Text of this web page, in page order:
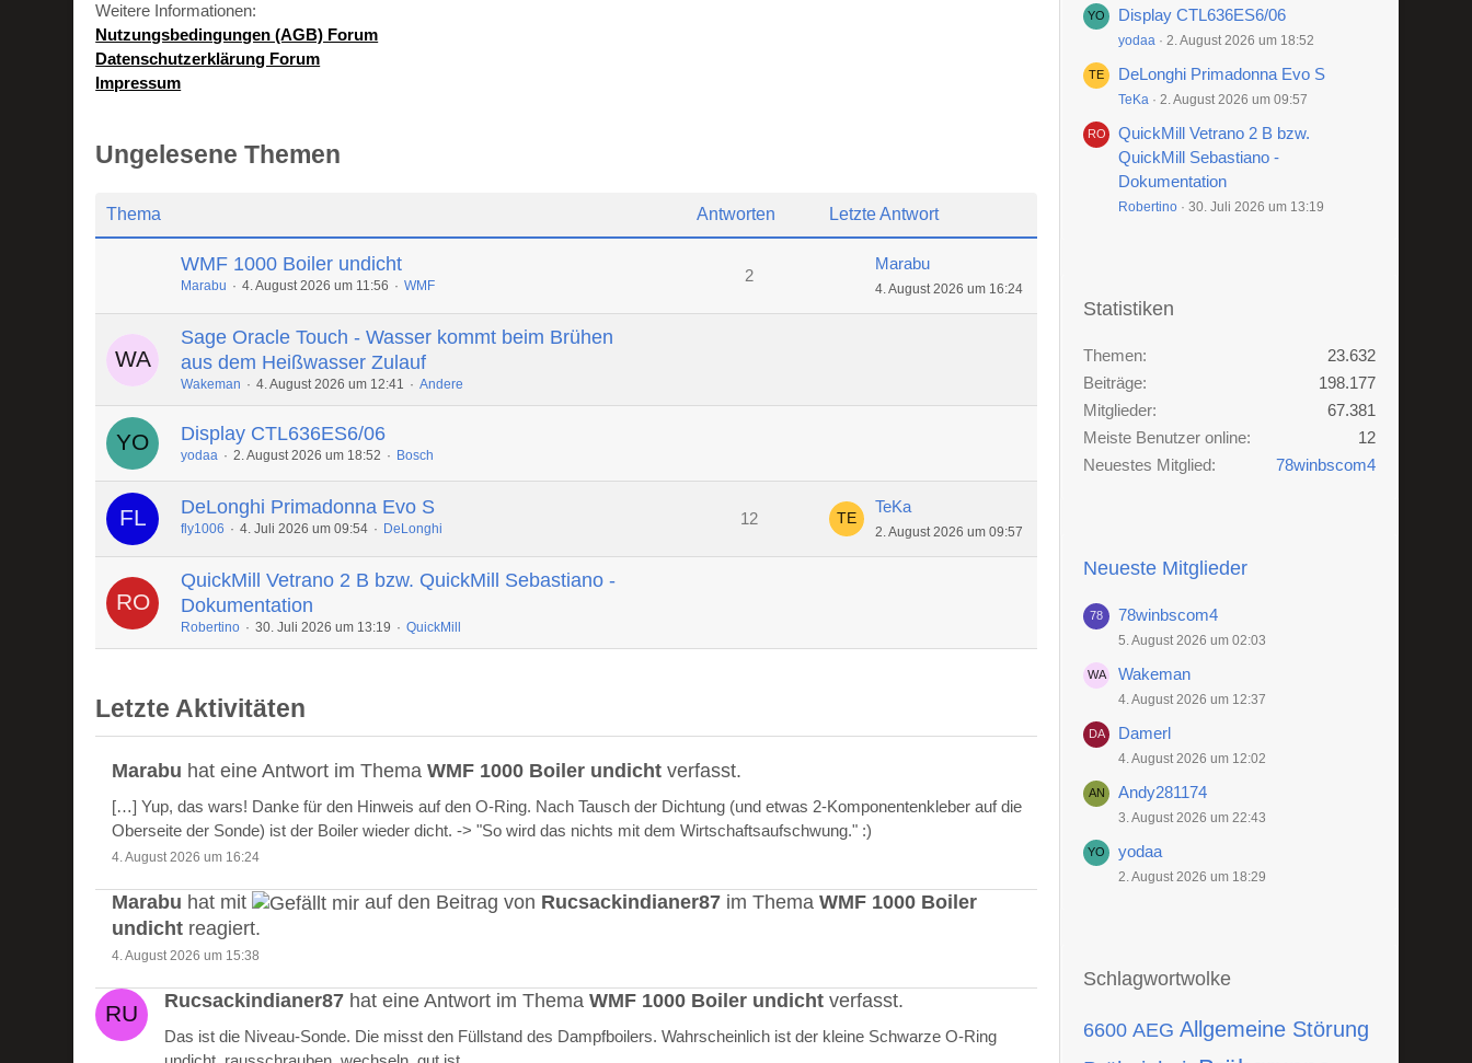
Weitere Informationen:
Nutzungsbedingungen (AGB) Forum
Datenschutzerklärung Forum
Impressum
Ungelesene Themen
Thema Antworten Letzte Antwort
WMF 1000 Boiler undicht
Marabu 4. August 2026 um 11:56 WMF
2
Marabu
4. August 2026 um 16:24
Sage Oracle Touch - Wasser kommt beim Brühen
aus dem Heißwasser Zulauf
Wakeman 4. August 2026 um 12:41 Andere
Display CTL636ES6/06
yodaa 2. August 2026 um 18:52 Bosch
DeLonghi Primadonna Evo S
fly1006 4. Juli 2026 um 09:54 DeLonghi
12
TeKa
2. August 2026 um 09:57
QuickMill Vetrano 2 B bzw. QuickMill Sebastiano -
Dokumentation
Robertino 30. Juli 2026 um 13:19 QuickMill
Letzte Aktivitäten
Marabu hat eine Antwort im ThemaWMF 1000 Boiler undicht verfasst.
[…] Yup, das wars! Danke für den Hinweis auf den O-Ring. Nach Tausch der Dichtung (und etwas 2-Komponentenkleber auf die
Oberseite der Sonde) ist der Boiler wieder dicht. -> "So wird das nichts mit dem Wirtschaftsaufschwung." :)
4. August 2026 um 16:24
Marabu hat mit auf den Beitrag von Rucsackindianer87 im ThemaWMF 1000 Boiler
undicht reagiert.
4. August 2026 um 15:38
Rucsackindianer87 hat eine Antwort im ThemaWMF 1000 Boiler undicht verfasst.
Das ist die Niveau-Sonde. Die misst den Füllstand des Dampfboilers. Wahrscheinlich ist der kleine Schwarze O-Ring
Display CTL636ES6/06
yodaa 2. August 2026 um 18:52
DeLonghi Primadonna Evo S
TeKa 2. August 2026 um 09:57
QuickMill Vetrano 2 B bzw.
QuickMill Sebastiano -
Dokumentation
Robertino 30. Juli 2026 um 13:19
Statistiken
Themen
23.632
Beiträge
198.177
Mitglieder
67.381
Meiste Benutzer online
12
Neuestes Mitglied
78winbscom4
Neueste Mitglieder
78winbscom4
5. August 2026 um 02:03
Wakeman
4. August 2026 um 12:37
Damerl
4. August 2026 um 12:02
Andy281174
3. August 2026 um 22:43
yodaa
2. August 2026 um 18:29
Schlagwortwolke
6600 AEG Allgemeine Störung